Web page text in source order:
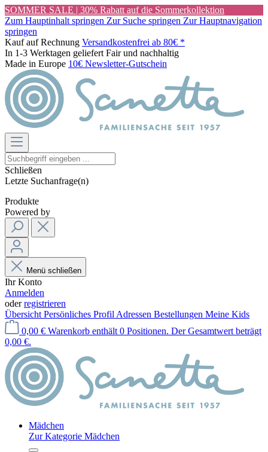
SOMMER SALE | 30% Rabatt auf die Sommerkollektion
Zum Hauptinhalt springen Zur Suche springen Zur Hauptnavigation
springen
Kauf auf Rechnung Versandkostenfrei ab 80€ *
In 1-3 Werktagen geliefert Fair und nachhaltig
Made in Europe 10€ Newsletter-Gutschein
Schließen
Letzte Suchanfrage(n)
Produkte
Powered by
Menü schließen
Ihr Konto
Anmelden
oderregistrieren
Übersicht Persönliches Profil Adressen Bestellungen Meine Kids
0,00 € Warenkorb enthält 0 Positionen. Der Gesamtwert beträgt
0,00 €.
Mädchen
Zur Kategorie Mädchen